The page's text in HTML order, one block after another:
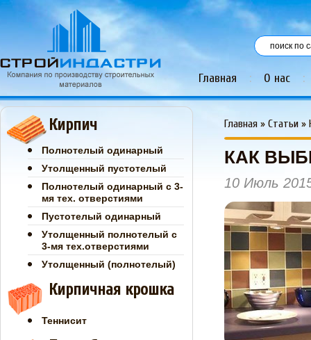
Главная : О нас :
Кирпич
Полнотелый одинарный
Утолщенный пустотелый
Полнотелый одинарный с 3-
мя тех. отверстиями
Пустотелый одинарный
Утолщенный полнотелый с
3-мя тех.отверстиями
Утолщенный (полнотелый)
Кирпичная крошка
Теннисит
Главная » Статьи »
КАК
10 Июль